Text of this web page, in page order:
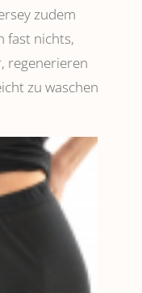
zudem
fast nichts,
regenerieren
zu waschen